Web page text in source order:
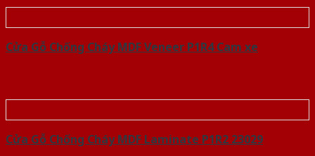
Cửa Gỗ Chống Cháy MDF Veneer P1R4 Cam xe
Cửa Gỗ Chống Cháy MDF Laminate P1R2 23029